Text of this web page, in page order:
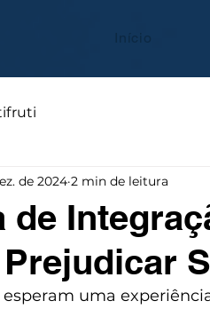
Início
de
de 2024 2 min de leitura
uma